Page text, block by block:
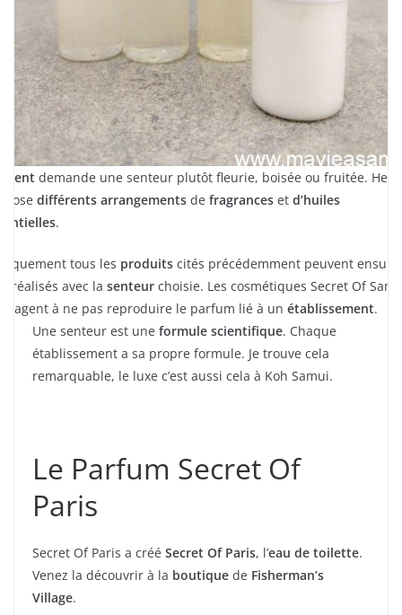
clientdemande une senteur plutôt fleurie, boisée ou fruitée.
différents arrangements defragrancesetd’huiles
.
tous les produitscités précédemment peuvent ensuite
réalisés avec lasenteurchoisie. Les cosmétiques Secret Of
à ne pas reproduire le parfum lié à unétablissement.
Une senteur est une formule scientifique. Chaque
établissement a sa propre formule. Je trouve cela
remarquable, le luxe c’est aussi cela à Koh Samui.
Le Parfum Secret Of
Paris
Secret Of Paris a créé Secret Of Paris, l’eau de toilette.
Venez la découvrir à la boutique de Fisherman’s
Village.